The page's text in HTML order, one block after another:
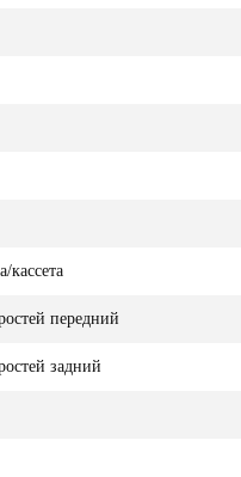
кассета
передний
задний